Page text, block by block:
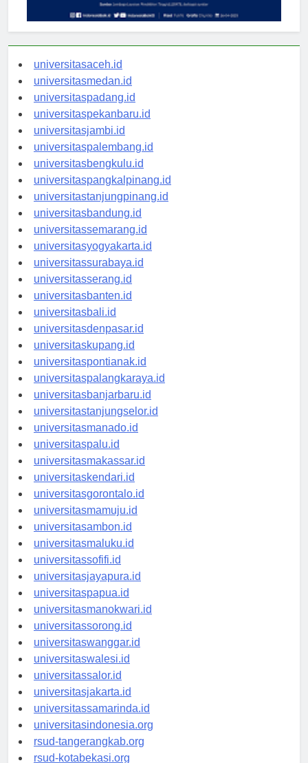
universitasaceh.id
universitasmedan.id
universitaspadang.id
universitaspekanbaru.id
universitasjambi.id
universitaspalembang.id
universitasbengkulu.id
universitaspangkalpinang.id
universitastanjungpinang.id
universitasbandung.id
universitassemarang.id
universitasyogyakarta.id
universitassurabaya.id
universitasserang.id
universitasbanten.id
universitasbali.id
universitasdenpasar.id
universitaskupang.id
universitaspontianak.id
universitaspalangkaraya.id
universitasbanjarbaru.id
universitastanjungselor.id
universitasmanado.id
universitaspalu.id
universitasmakassar.id
universitaskendari.id
universitasgorontalo.id
universitasmamuju.id
universitasambon.id
universitasmaluku.id
universitassofifi.id
universitasjayapura.id
universitaspapua.id
universitasmanokwari.id
universitassorong.id
universitaswanggar.id
universitaswalesi.id
universitassalor.id
universitasjakarta.id
universitassamarinda.id
universitasindonesia.org
rsud-tangerangkab.org